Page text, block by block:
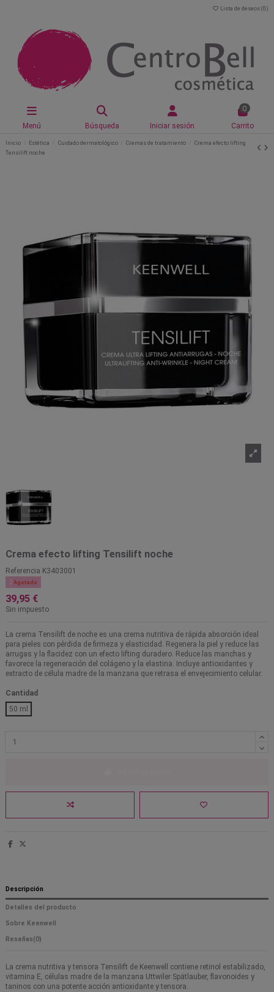
Lista de deseos (0 )
Menú Búsqueda Iniciar sesión
0
Carrito
Inicio Estética Cuidado dermatológico Cremas de tratamiento
Crema efecto lifting
Tensilift noche
Crema efecto lifting Tensilift noche
Referencia K3403001
 Agotado
39,95 €
Sin impuesto
La crema Tensilift de noche es una crema nutritiva de rápida absorción ideal
para pieles con pérdida de firmeza y elasticidad. Regenera la piel y reduce las
arrugas y la flacidez con un efecto lifting duradero. Reduce las manchas y
favorece la regeneración del colágeno y la elastina. Incluye antioxidantes y
extracto de célula madre de la manzana que retrasa el envejecimiento celular.
Cantidad
50 ml
Descripción
Detalles del producto
Sobre Keenwell
Reseñas(0)
La crema nutritiva y tensora Tensilift de Keenwell contiene retinol estabilizado,
vitamina E, células madre de la manzana Uttwiler Spätlauber, flavonoides y
taninos con una potente acción antioxidante y tensora.